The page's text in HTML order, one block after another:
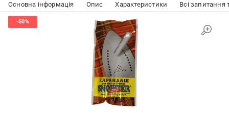
Основна інформація Опис Характеристики Всі запитання